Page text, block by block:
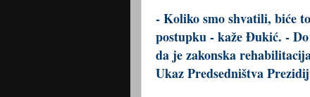
- Koliko smo shvatili, biće
postupku - kaže Đukić. -
da je zakonska
Ukaz Predsedništva